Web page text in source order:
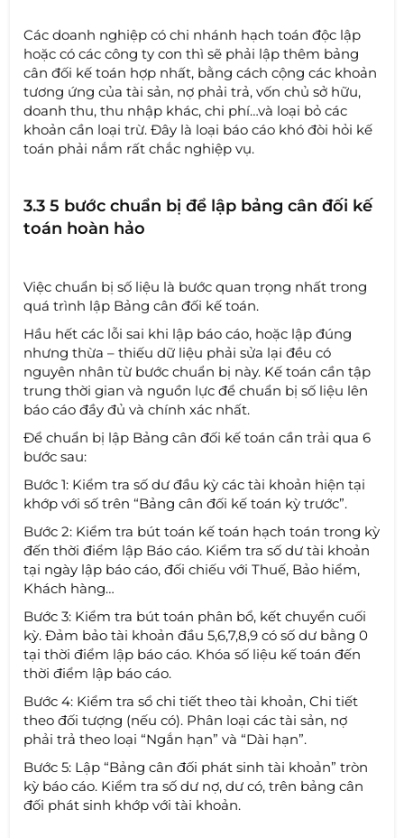
Các doanh nghiệp có chi nhánh hạch toán độc lập
hoặc có các công ty con thì sẽ phải lập thêm bảng
cân đối kế toán hợp nhất, bằng cách cộng các khoản
tương ứng của tài sản, nợ phải trả, vốn chủ sở hữu,
doanh thu, thu nhập khác, chi phí…và loại bỏ các
khoản cần loại trừ. Đây là loại báo cáo khó đòi hỏi kế
toán phải nắm rất chắc nghiệp vụ.
3.3 5 bước chuẩn bị để lập bảng cân đối kế
toán hoàn hảo
Việc chuẩn bị số liệu là bước quan trọng nhất trong
quá trình lập Bảng cân đối kế toán.
Hầu hết các lỗi sai khi lập báo cáo, hoặc lập đúng
nhưng thừa – thiếu dữ liệu phải sửa lại đều có
nguyên nhân từ bước chuẩn bị này. Kế toán cần tập
trung thời gian và nguồn lực để chuẩn bị số liệu lên
báo cáo đầy đủ và chính xác nhất.
Để chuẩn bị lập Bảng cân đối kế toán cần trải qua 6
bước sau:
Bước 1: Kiểm tra số dư đầu kỳ các tài khoản hiện tại
khớp với số trên “Bảng cân đối kế toán kỳ trước”.
Bước 2: Kiểm tra bút toán kế toán hạch toán trong kỳ
đến thời điểm lập Báo cáo. Kiểm tra số dư tài khoản
tại ngày lập báo cáo, đối chiếu với Thuế, Bảo hiểm,
Khách hàng…
Bước 3: Kiểm tra bút toán phân bổ, kết chuyển cuối
kỳ. Đảm bảo tài khoản đầu 5,6,7,8,9 có số dư bằng 0
tại thời điểm lập báo cáo. Khóa số liệu kế toán đến
thời điểm lập báo cáo.
Bước 4: Kiểm tra sổ chi tiết theo tài khoản, Chi tiết
theo đối tượng (nếu có). Phân loại các tài sản, nợ
phải trả theo loại “Ngắn hạn” và “Dài hạn”.
Bước 5: Lập “Bảng cân đối phát sinh tài khoản” tròn
kỳ báo cáo. Kiểm tra số dư nợ, dư có, trên bảng cân
đối phát sinh khớp với tài khoản.